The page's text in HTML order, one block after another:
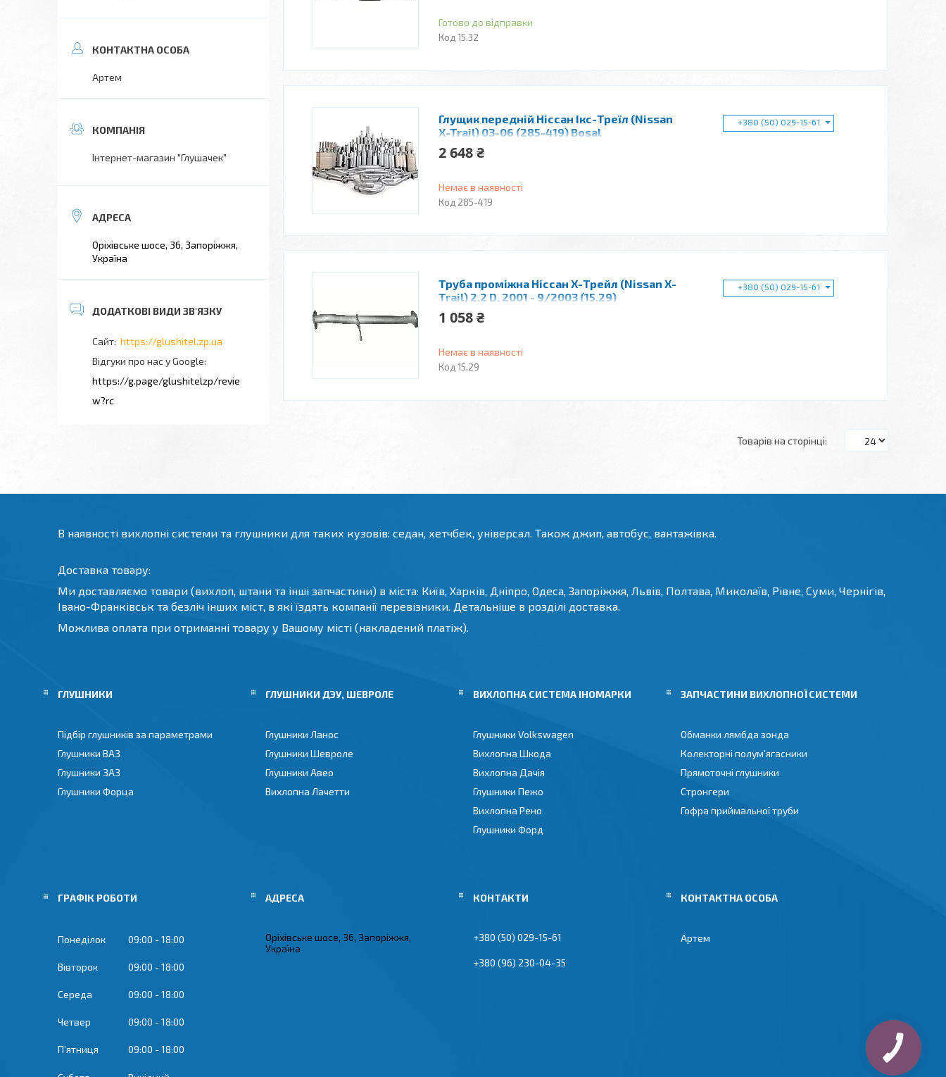
Готово до відправки
15.32
+380 (50) 029-15-61
Глущик передній Ніссан Ікс-Треїл (Nissan
X-Trail) 03-06 (285-419) Bosal
2 648 ₴
Немає в наявності
285-419
+380 (50) 029-15-61
Труба проміжна Ніссан Х-Трейл (Nissan X-
Trail) 2,2 D, 2001 - 9/2003 (15.29)
Polmostrow алюминизированный
1 058 ₴
Немає в наявності
15.29
Артем
Інтернет-магазин "Глушачек"
Оріхівське шосе, 36, Запоріжжя,
Україна
https://glushitel.zp.ua
Відгуки про нас у Google
https://g.page/glushitelzp/revie
w?rc
В наявності вихлопні системи та глушники для таких кузовів: седан, хетчбек, універсал. Також джип, автобус, вантажівка.
Доставка товару:
Ми доставляємо товари (вихлоп, штани та інші запчастини) в міста: Київ, Харків, Дніпро, Одеса, Запоріжжя, Львів, Полтава, Миколаїв, Рівне, Суми, Чернігів,
Івано-Франківськ та безліч інших міст, в які їздять компанії перевізники. Детальніше в розділі доставка.
Можлива оплата при отриманні товару у Вашому місті (накладений платіж).
ГЛУШНИКИ
Підбір глушників за параметрами
Глушники ВАЗ
Глушники ЗАЗ
Глушники Форца
ГЛУШНИКИ ДЭУ, ШЕВРОЛЕ
Глушники Ланос
Глушники Шевроле
Глушники Авео
Вихлопна Лачетти
ВИХЛОПНА СИСТЕМА ІНОМАРКИ
Глушники Volkswagen
Вихлопна Шкода
Вихлопна Дачія
Глушники Пежо
Вихлопна Рено
Глушники Форд
ЗАПЧАСТИНИ ВИХЛОПНОЇ СИСТЕМИ
Обманки лямбда зонда
Колекторні полум'ягасники
Прямоточні глушники
Стронгери
Гофра приймальної труби
ГРАФІК РОБОТИ
Понеділок 09:00 18:00
Вівторок 09:00 18:00
Середа 09:00 18:00
Четвер 09:00 18:00
Пʼятниця 09:00 18:00
Оріхівське шосе, 36, Запоріжжя,
Україна
+380 (50) 029-15-61
+380 (96) 230-04-35
Артем